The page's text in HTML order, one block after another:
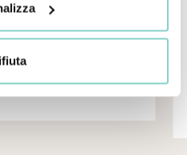
CHE TI